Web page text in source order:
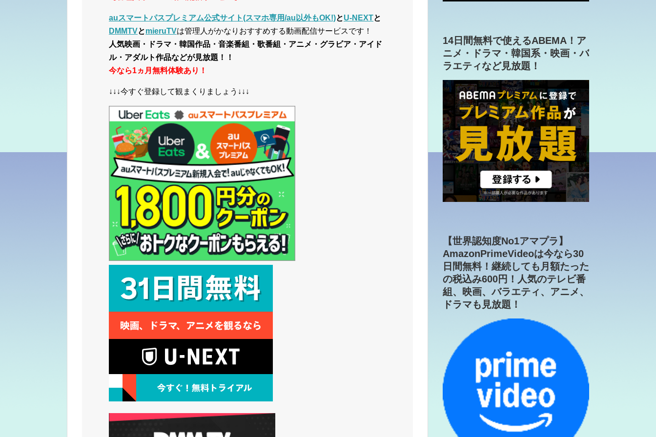
auスマートパスプレミアム公式サイト(スマホ専用/au以外もOK!)とU-NEXTと
DMMTVとmieruTVは管理人がかなりおすすめする動画配信サービスです！
人気映画・ドラマ・韓国作品・音楽番組・歌番組・アニメ・グラビア・アイド
ル・アダルト作品などが見放題！！
今なら1ヵ月無料体験あり！
↓↓↓今すぐ登録して観まくりましょう↓↓↓
14日間無料で使えるABEMA！ア
ニメ・ドラマ・韓国系・映画・バ
ラエティなど見放題！
【世界認知度No1アマプラ】
AmazonPrimeVideoは今なら30
日間無料！継続しても月額たった
の税込み600円！人気のテレビ番
組、映画、バラエティ、アニメ、
ドラマも見放題！